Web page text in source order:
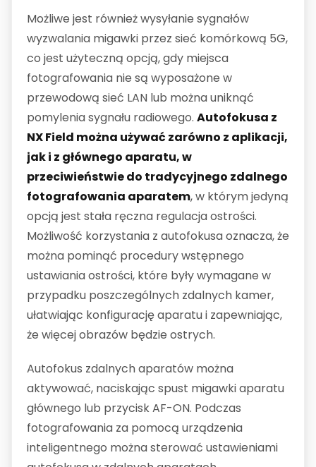
Możliwe jest również wysyłanie sygnałów
wyzwalania migawki przez sieć komórkową 5G,
co jest użyteczną opcją, gdy miejsca
fotografowania nie są wyposażone w
przewodową sieć LAN lub można uniknąć
pomylenia sygnału radiowego. Autofokusa z
NX Field można używać zarówno z aplikacji,
jak i z głównego aparatu, w
przeciwieństwie do tradycyjnego zdalnego
fotografowania aparatem, w którym jedyną
opcją jest stała ręczna regulacja ostrości.
Możliwość korzystania z autofokusa oznacza, że
można pominąć procedury wstępnego
ustawiania ostrości, które były wymagane w
przypadku poszczególnych zdalnych kamer,
ułatwiając konfigurację aparatu i zapewniając,
że więcej obrazów będzie ostrych.
Autofokus zdalnych aparatów można
aktywować, naciskając spust migawki aparatu
głównego lub przycisk AF-ON. Podczas
fotografowania za pomocą urządzenia
inteligentnego można sterować ustawieniami